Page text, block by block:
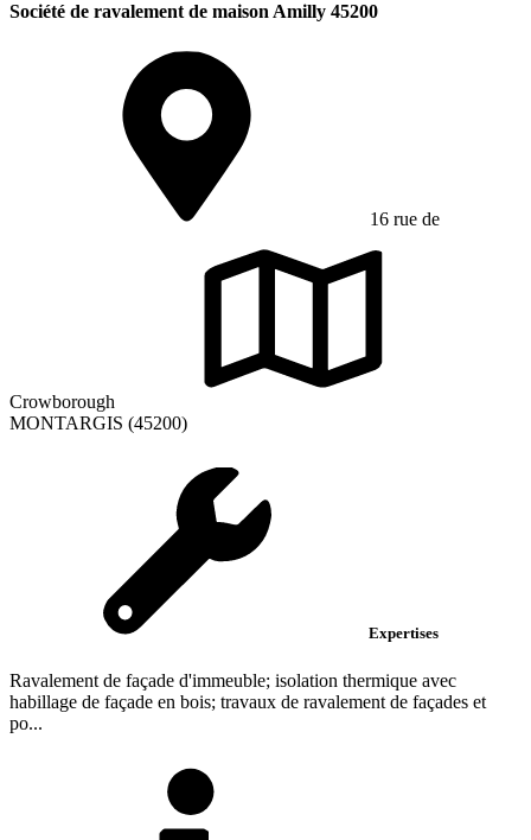
Société de ravalement de maison Amilly 45200
16 rue de
Crowborough
MONTARGIS (45200)
Expertises
Ravalement de façade d'immeuble; isolation thermique avec
habillage de façade en bois; travaux de ravalement de façades et
po...